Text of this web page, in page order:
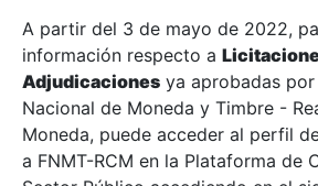
Mostrar/Ocultar
A partir del 3 de mayo de 2022,
información respecto a
Adjudicaciones ya aprobadas
Nacional de Moneda y Timbre -
Moneda, puede acceder al perfil
a FNMT-RCM en la Plataforma de